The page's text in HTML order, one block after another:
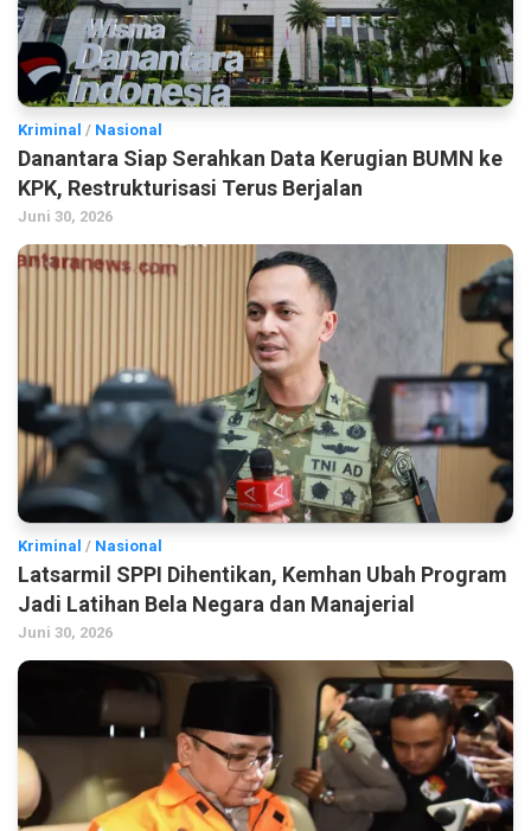
Kriminal / Nasional
Danantara Siap Serahkan Data Kerugian BUMN ke
KPK, Restrukturisasi Terus Berjalan
Juni 30, 2026
Kriminal / Nasional
Latsarmil SPPI Dihentikan, Kemhan Ubah Program
Jadi Latihan Bela Negara dan Manajerial
Juni 30, 2026